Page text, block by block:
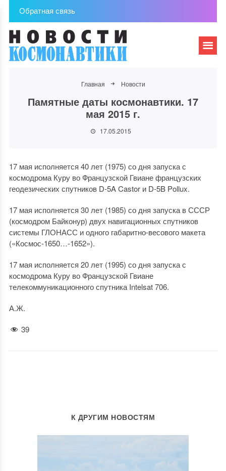
Обратная связь
Главная Новости
Памятные даты космонавтики. 17
мая 2015 г.
17.05.2015
17 мая исполняется 40 лет (1975) со дня запуска с
космодрома Куру во Французской Гвиане французских
геодезических спутников D-5A Castor и D-5B Pollux.
17 мая исполняется 30 лет (1985) со дня запуска в СССР
(космодром Байконур) двух навигационных спутников
системы ГЛОНАСС и одного габаритно-весового макета
(«Космос-1650…-1652»).
17 мая исполняется 20 лет (1995) со дня запуска с
космодрома Куру во Французской Гвиане
телекоммуникационного спутника Intelsat 706.
А.Ж.
39
К ДРУГИМ НОВОСТЯМ